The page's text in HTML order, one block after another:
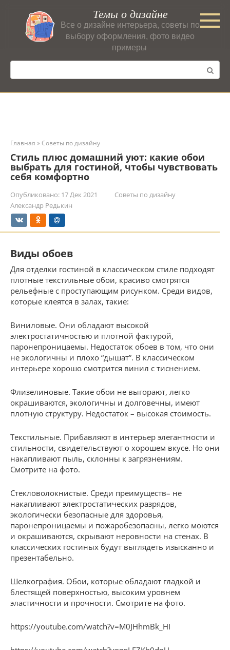
контенту
Темы о дизайне
Все о дизайне интерьера, советы по
выбору оформления, фото видео
примеры
Поиск:
Главная »Советы по дизайну
Стиль плюс домашний уют: какие обои
выбрать для гостиной, чтобы чувствовать
себя комфортно
Опубликовано: 17 Дек 2021
Советы по дизайну
Александр Редькин
Виды обоев
Для отделки гостиной в классическом стиле подходят
плотные текстильные обои, красиво смотрятся
рельефные с проступающим рисунком. Среди видов,
которые клеятся в залах, такие:
Виниловые. Они обладают высокой
электростатичностью и плотной фактурой,
паронепроницаемы. Недостаток обоев в том, что они
не экологичны и плохо “дышат”. В классическом
интерьере хорошо смотрится винил с тиснением.
Флизелиновые. Такие обои не выгорают, легко
окрашиваются, экологичны и долговечны, имеют
плотную структуру. Недостаток – высокая стоимость.
Текстильные. Прибавляют в интерьер элегантности и
стильности, свидетельствуют о хорошем вкусе. Но они
накапливают пыль, склонны к загрязнениям.
Смотрите на фото.
Стекловолокнистые. Среди преимуществ– не
накапливают электростатических разрядов,
экологически безопасные для здоровья,
паронепроницаемы и пожаробезопасны, легко моются
и окрашиваются, скрывают неровности на стенах. В
классических гостиных будут выглядеть изысканно и
презентабельно.
Шелкография. Обои, которые обладают гладкой и
блестящей поверхностью, высоким уровнем
эластичности и прочности. Смотрите на фото.
https://youtube.com/watch?v=M0JHhmBk_HI